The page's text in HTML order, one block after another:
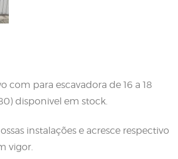
com para escavadora de 16 a 18
disponivel em stock.
instalações e acresce respectivo
vigor.